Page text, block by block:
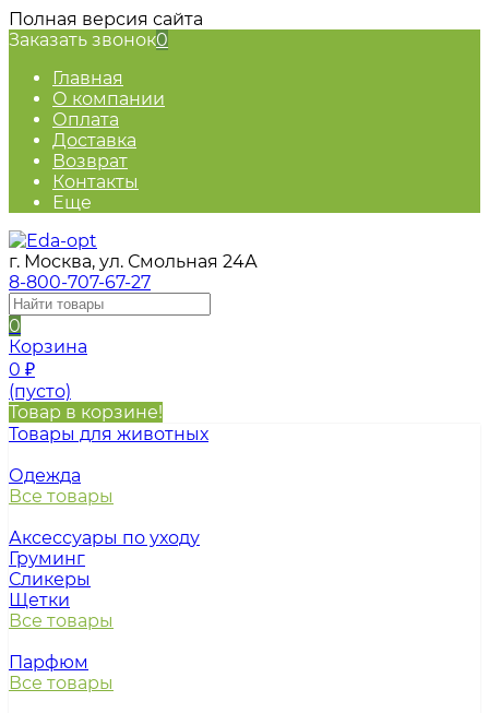
Полная версия сайта
Заказать звонок0
Главная
О компании
Оплата
Доставка
Возврат
Контакты
Еще
г. Москва, ул. Смольная 24А
8-800-707-67-27
0
Корзина
0 ₽
(пусто)
Товар в корзине!
Товары для животных
Одежда
Все товары
Аксессуары по уходу
Груминг
Сликеры
Щетки
Все товары
Парфюм
Все товары